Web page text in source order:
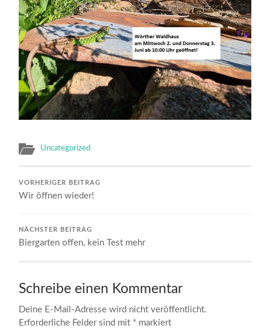
Uncategorized
VORHERIGER BEITRAG
Wir öffnen wieder!
NÄCHSTER BEITRAG
Biergarten offen, kein Test mehr
Schreibe einen Kommentar
Deine E-Mail-Adresse wird nicht veröffentlicht.
Erforderliche Felder sind mit * markiert